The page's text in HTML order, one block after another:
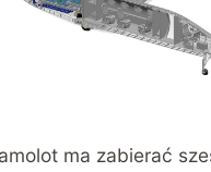
ma zabierać